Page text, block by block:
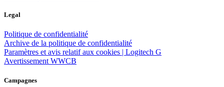
Legal
Politique de confidentialité
Archive de la politique de confidentialité
Paramètres et avis relatif aux cookies | Logitech G
Avertissement WWCB
Campagnes